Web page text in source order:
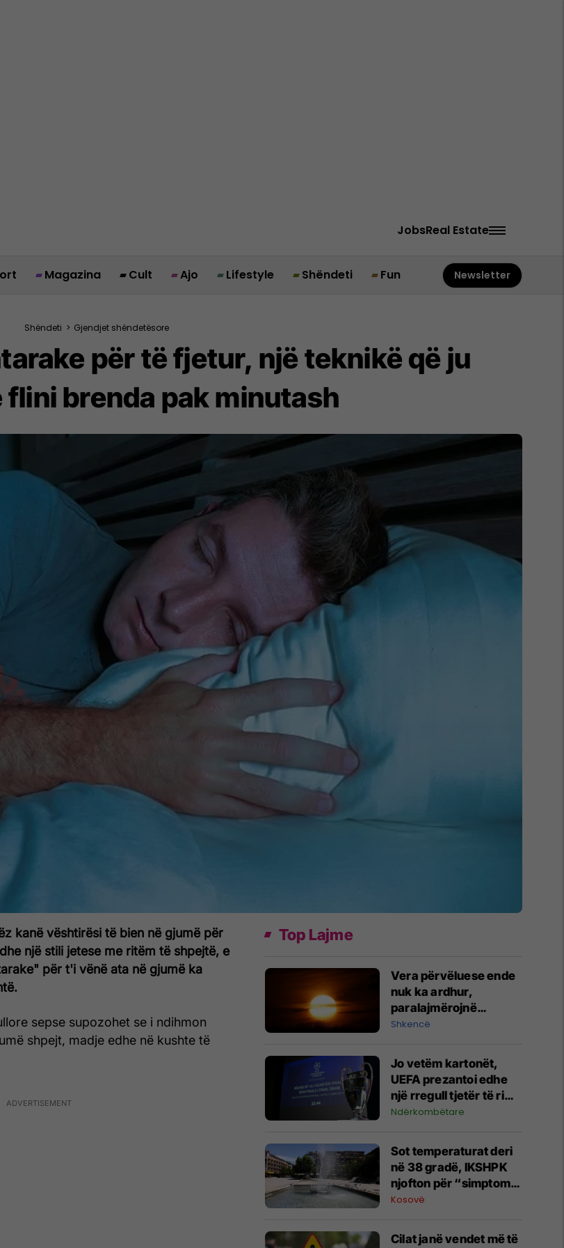
JobsReal Estate
Magazina Cult Ajo Lifestyle Shëndeti Fun Newsletter
Shëndeti > Gjendjet shëndetësore
për të fjetur, një teknikë që ju
brenda pak minutash
kanë vështirësi të bien në gjumë për
një stili jetese me ritëm të shpejtë, e
për t'i vënë ata në gjumë ka
sepse supozohet se i ndihmon
shpejt, madje edhe në kushte të
Top Lajme
Vera përvëluese ende
nuk ka ardhur,
paralajmërojnë
shkencëtarët
Shkencë
Jo vetëm kartonët,
UEFA prezantoi edhe
një rregull tjetër të ri
për Ligën e
evropiane
Ndërkombëtare
Sot temperaturat deri
në 38 gradë, IKSHPK
njofton për “simptomat
e nxehtësisë”
Kosovë
Cilat janë vendet më të